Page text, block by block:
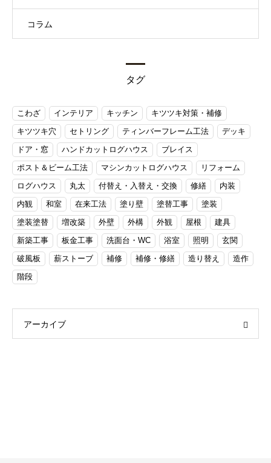
コラム
タグ
こわざ インテリア キッチン
キツツキ対策・補修
キツツキ穴
セトリング ティンバーフレーム工法
デッキ
ドア・窓
ハンドカットログハウス
ブレイス
ポスト＆ビーム工法
マシンカットログハウス
リフォーム
ログハウス
丸太 付替え・入替え・交換 修繕
内装
内観
和室 在来工法 塗り壁 塗替工事
塗装
塗装塗替
増改築 外壁 外構 外観 屋根
建具
新築工事
板金工事 洗面台・WC 浴室 照明
玄関
破風板
薪ストーブ 補修 補修・修繕 造り替え
造作
階段
アーカイブ